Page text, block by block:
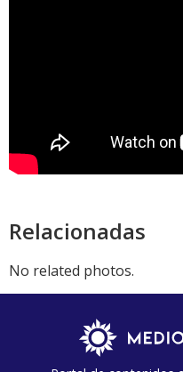
Relacionadas
No related photos.